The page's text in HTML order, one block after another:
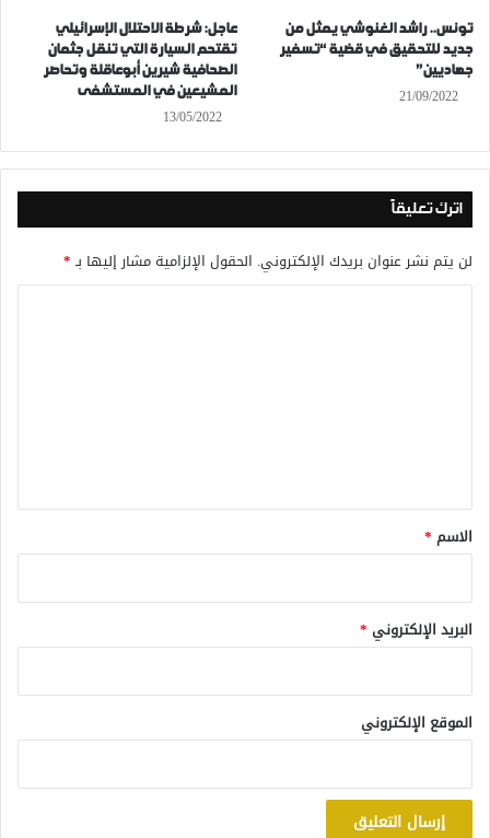
تونس.. راشد الغنوشي يمثل من
جديد للتحقيق في قضية “تسفير
جهاديين”
21/09/2022
عاجل: شرطة الاحتلال الإسرائيلي
تقتحم السيارة التي تنقل جثمان
الصحافية شيرين أبوعاقلة وتحاصر
المشيعين في المستشفى
13/05/2022
اترك تعليقاً
لن يتم نشر عنوان بريدك الإلكتروني. الحقول الإلزامية مشار إليها بـ*
*
الاسم *
البريد الإلكتروني *
الموقع الإلكتروني